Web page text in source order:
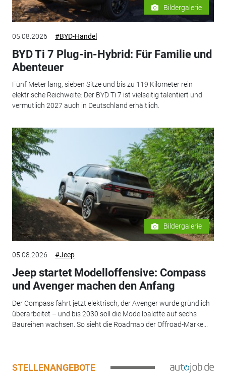
Bildergalerie
05.08.2026 #BYD-Handel
BYD Ti 7 Plug-in-Hybrid: Für Familie und
Abenteuer
Fünf Meter lang, sieben Sitze und bis zu 119 Kilometer rein
elektrische Reichweite: Der BYD Ti 7 ist vielseitig talentiert und
vermutlich 2027 auch in Deutschland erhältlich.
Bildergalerie
05.08.2026 #Jeep
Jeep startet Modelloffensive: Compass
und Avenger machen den Anfang
Der Compass fährt jetzt elektrisch, der Avenger wurde gründlich
überarbeitet – und bis 2030 soll die Modellpalette auf sechs
Baureihen wachsen. So sieht die Roadmap der Offroad-Marke...
STELLENANGEBOTE